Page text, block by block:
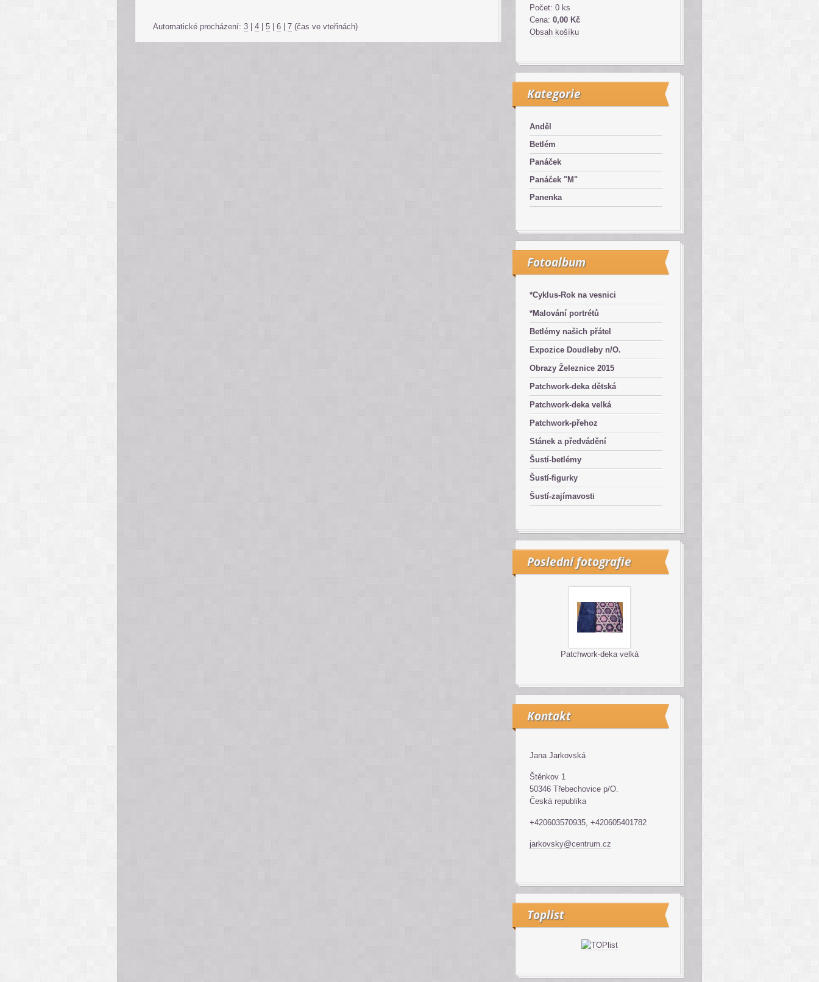
Automatické procházení: 3 4 5 6 7 (čas ve vteřinách)
Počet: 0 ks
Cena: 0,00 Kč
Obsah košíku
Kategorie
Anděl
Betlém
Panáček
Panáček "M"
Panenka
Fotoalbum
*Cyklus-Rok na vesnici
*Malování portrétů
Betlémy našich přátel
Expozice Doudleby n/O.
Obrazy Železnice 2015
Patchwork-deka dětská
Patchwork-deka velká
Patchwork-přehoz
Stánek a předvádění
Šustí-betlémy
Šustí-figurky
Šustí-zajímavosti
Poslední fotografie
Patchwork-deka velká
Kontakt
Jana Jarkovská
Štěnkov 1
50346 Třebechovice p/O.
Česká republika
+420603570935, +420605401782
jarkovsky@centrum.cz
Toplist